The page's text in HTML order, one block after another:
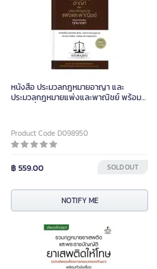
หนังสือ ประมวลกฎหมายอาญา และ
ประมวลกฎหมายแพ่งและพาณิชย์ พร้อม
Product Code D098950
฿ 559.00 SOLD OUT
NOTIFY ME